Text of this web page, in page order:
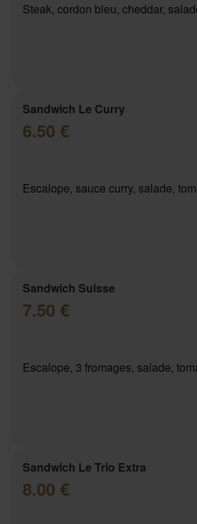
Steak, cordon bleu, cheddar,
Sandwich Le Curry
6.50 €
Escalope, sauce curry, salade,
Sandwich Suisse
7.50 €
Escalope, 3 fromages, salade,
Sandwich Le Trio Extra
8.00 €